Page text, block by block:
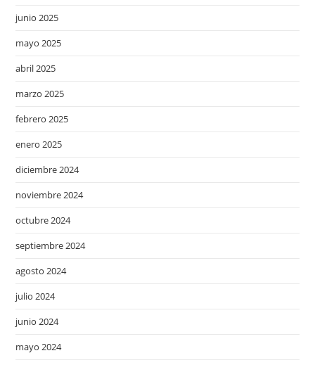
junio 2025
mayo 2025
abril 2025
marzo 2025
febrero 2025
enero 2025
diciembre 2024
noviembre 2024
octubre 2024
septiembre 2024
agosto 2024
julio 2024
junio 2024
mayo 2024